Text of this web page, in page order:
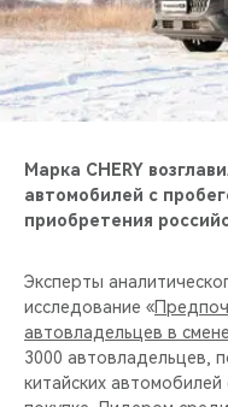
CHERY И СПОРТ
НАШИ МЕРОПРИЯТИЯ
ВИДЕООБЗОРЫ
Марка CHERY
автомобилей с
приобретения
Эксперты
исследование «
автовладельцев в
3000 автовладельцев,
китайских